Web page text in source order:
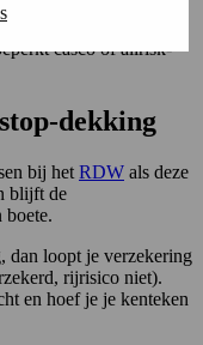
uit of wordt je motor
casco of allrisk-
dekking
bij het RDW als deze
blijft de
boete.
dan loopt je verzekering
rijrisico niet).
en hoef je je kenteken